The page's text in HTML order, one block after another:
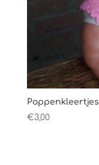
Poppenkleertjes
€3,00